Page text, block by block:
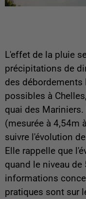
L'effet de la pluie
précipitations de
des
possibles à
quai des
(mesurée à 4,54m
suivre l'évolution
Elle rappelle que
quand le niveau
informations
pratiques sont sur